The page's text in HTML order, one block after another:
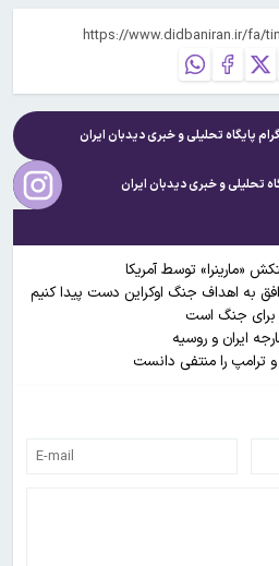
پایگاه تحلیلی و خبریدیدبان ایران
تحلیلی و خبریدیدبان ایران
«مارینرا» توسط آمریکا
به اهداف جنگ اوکراین دست پیدا کنیم
برای جنگ است
ایران و روسیه
ترامپ را منتفی دانست